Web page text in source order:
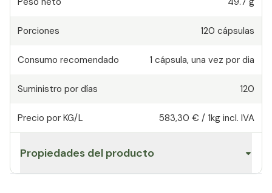
Porciones 120 cápsulas
Consumo recomendado 1 cápsula, una vez por dia
Suministro por días 120
Precio por KG/L 583,30 € / 1kg incl. IVA
Propiedades del producto